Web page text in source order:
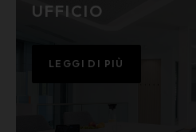
UFFICIO
LEGGI DI PIÙ